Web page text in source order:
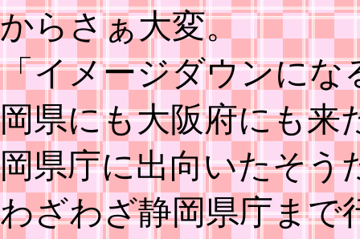
からさぁ大変。
「イメージダウンにな
岡県にも大阪府にも来
岡県庁に出向いたそう
わざわざ静岡県庁まで